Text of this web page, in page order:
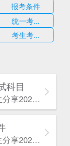
报考条件
统一考...
考生考...
科目
四川成人高考网​为广大考生分享2025年10月四川成考考试科目。为广大在职人员和社会人士提供学历提升的机会。更多四川成考考试信息，欢迎在线访问四川成人高考网。
四川成人高考网​为广大考生分享2025年‌‌‌‌四川成考报考条件。为广大在职人员和社会人士提供学历提升的机会。更多四川成考考试信息，欢迎在线访问四川成人高考网。